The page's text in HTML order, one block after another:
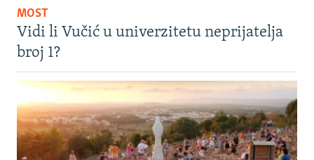
MOST
Vidi li Vučić u univerzitetu neprijatelja
broj 1?